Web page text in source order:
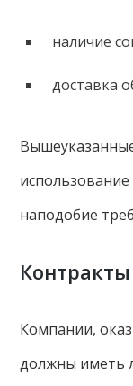
наличие
доставка
наподобие
Компании,
должны иметь